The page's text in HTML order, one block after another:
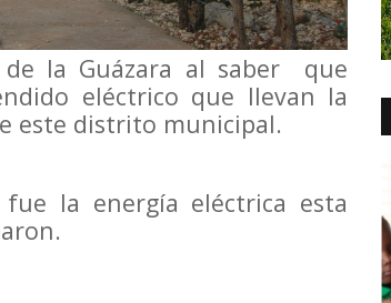
la Guázara al saber
que
eléctrico que llevan la
este distrito municipal.
la energía eléctrica esta